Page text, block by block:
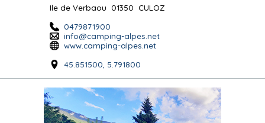
Ile de Verbaou 01350 CULOZ
0479871900
info@camping-alpes.net
www.camping-alpes.net
45.851500, 5.791800